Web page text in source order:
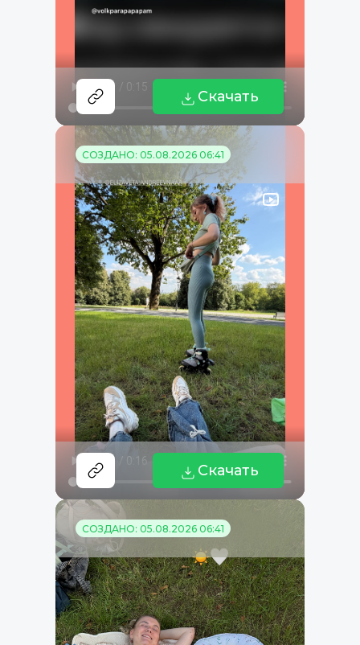
Скачать
СОЗДАНО: 05.08.2026 06:41
Скачать
СОЗДАНО: 05.08.2026 06:41